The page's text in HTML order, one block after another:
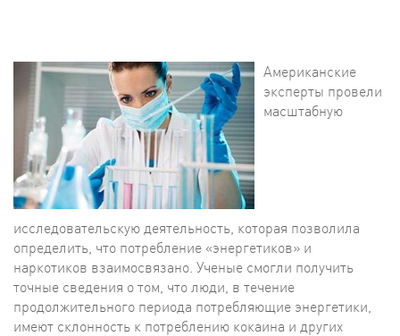
Американские
эксперты провели
масштабную
исследовательскую деятельность, которая позволила
определить, что потребление «энергетиков» и
наркотиков взаимосвязано. Ученые смогли получить
точные сведения о том, что люди, в течение
продолжительного периода потребляющие энергетики,
имеют склонность к потреблению кокаина и других